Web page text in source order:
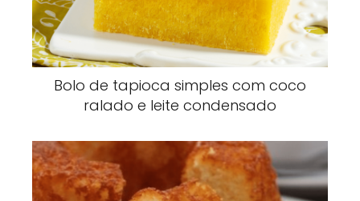
Bolo de tapioca simples com coco
ralado e leite condensado